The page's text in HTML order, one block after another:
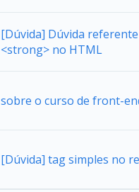
[Dúvida] Dúvida
<strong> no HTML
sobre o curso de front-
[Dúvida] tag simples no